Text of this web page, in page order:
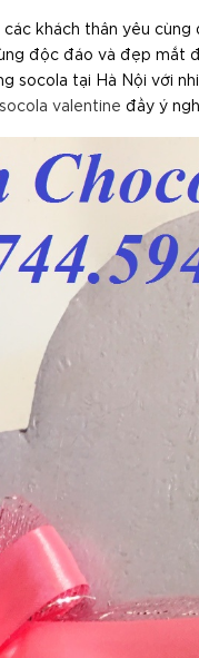
khách thân yêu
độc đáo và đẹp mắt
socola tại Hà Nội với
socola valentine đầy ý